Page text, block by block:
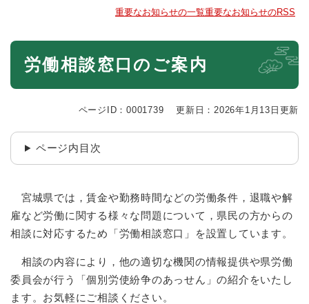
重要なお知らせの一覧重要なお知らせのRSS
本
労働相談窓口のご案内
ページID：0001739 更新日：2026年1月13日更新
ページ内目次
宮城県では，賃金や勤務時間などの労働条件，退職や解
雇など労働に関する様々な問題について，県民の方からの
相談に対応するため「労働相談窓口」を設置しています。
相談の内容により，他の適切な機関の情報提供や県労働
委員会が行う「個別労使紛争のあっせん」の紹介をいたし
ます。お気軽にご相談ください。